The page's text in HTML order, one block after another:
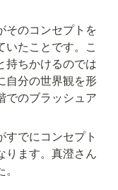
そのコンセプトを
いたことです。こ
持ちかけるのでは
自分の世界観を形
でのブラッシュア
でにコンセプト
ります。真澄さん